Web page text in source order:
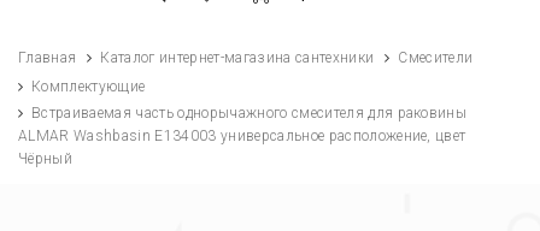
Главная Каталог интернет-магазина сантехники
Смесители
Комплектующие
Встраиваемая часть однорычажного смесителя для раковины
ALMAR Washbasin E134003 универсальное расположение, цвет
Чёрный